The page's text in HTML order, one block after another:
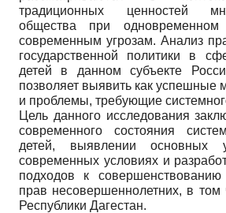
традиционных ценностей
общества при одновременном
современным угрозам. Анализ
государственной политики в
детей в данном субъекте
позволяет выявить как успешные
и проблемы, требующие
Цель данного исследования
современного состояния
детей, выявлении основных
современных условиях и
подходов к
прав несовершеннолетних, в
Республики Дагестан.